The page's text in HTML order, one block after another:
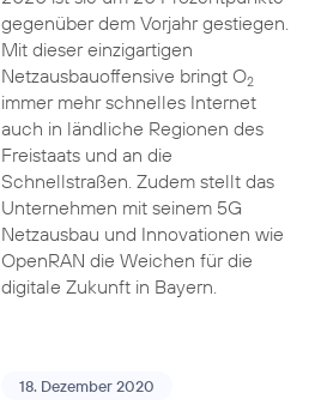
gegenüber dem Vorjahr gestiegen.
Mit dieser einzigartigen
Netzausbauoffensive bringt O2
immer mehr schnelles Internet
auch in ländliche Regionen des
Freistaats und an die
Schnellstraßen. Zudem stellt das
Unternehmen mit seinem 5G
Netzausbau und Innovationen wie
OpenRAN die Weichen für die
digitale Zukunft in Bayern.
18. Dezember 2020